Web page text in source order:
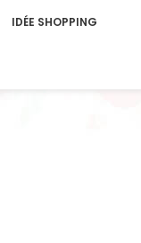
IDÉE SHOPPING